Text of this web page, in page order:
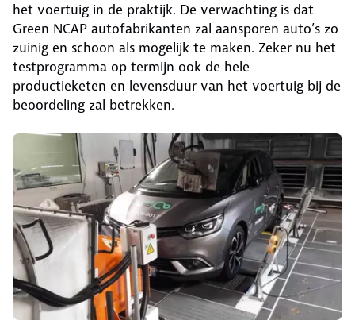
het voertuig in de praktijk. De verwachting is dat
Green NCAP autofabrikanten zal aansporen auto’s zo
zuinig en schoon als mogelijk te maken. Zeker nu het
testprogramma op termijn ook de hele
productieketen en levensduur van het voertuig bij de
beoordeling zal betrekken.